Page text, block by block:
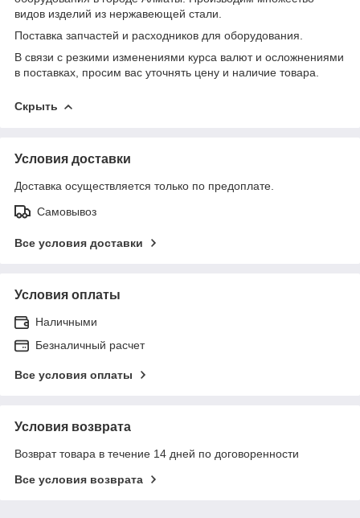
видов изделий из нержавеющей стали.
Поставка запчастей и расходников для оборудования.
В связи с резкими изменениями курса валют и осложнениями
в поставках, просим вас уточнять цену и наличие товара.
Скрыть
Условия доставки
Доставка осуществляется только по предоплате.
Самовывоз
Все условия доставки
Условия оплаты
Наличными
Безналичный расчет
Все условия оплаты
Условия возврата
Возврат товара в течение 14 дней по договоренности
Все условия возврата